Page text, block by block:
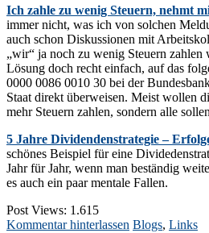
Ich zahle zu wenig Steuern, nehmt
immer nicht, was ich von solchen
auch schon Diskussionen mit
„wir“ ja noch zu wenig Steuern zahlen
Lösung doch recht einfach, auf das
0000 0086 0010 30 bei der
Staat direkt überweisen. Meist wollen
mehr Steuern zahlen, sondern alle
5 Jahre Dividendenstrategie –
schönes Beispiel für eine
Jahr für Jahr, wenn man beständig
es auch ein paar mentale Fallen.
Post Views: 1.615
Kommentar hinterlassen Blogs, Links